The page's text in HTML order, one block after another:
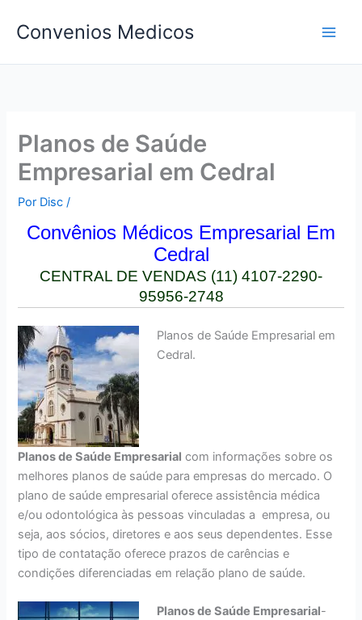
para
conteúdo
Convenios Medicos
Planos de Saúde
Empresarial em Cedral
Por Disc/
Convênios Médicos Empresarial Em
Cedral
CENTRAL DE VENDAS (11) 4107-2290-
95956-2748
Planos de Saúde Empresarial em
Cedral.
Planos de Saúde Empresarial com informações sobre os
melhores planos de saúde para empresas do mercado. O
plano de saúde empresarial oferece assistência médica
e/ou odontológica às pessoas vinculadas a empresa, ou
seja, aos sócios, diretores e aos seus dependentes. Esse
tipo de contatação oferece prazos de carências e
condições diferenciadas em relação plano de saúde.
Planos de Saúde Empresarial-